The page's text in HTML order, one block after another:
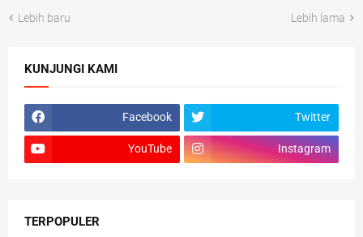
Lebih baru Lebih lama
KUNJUNGI KAMI
Facebook Twitter
YouTube Instagram
TERPOPULER